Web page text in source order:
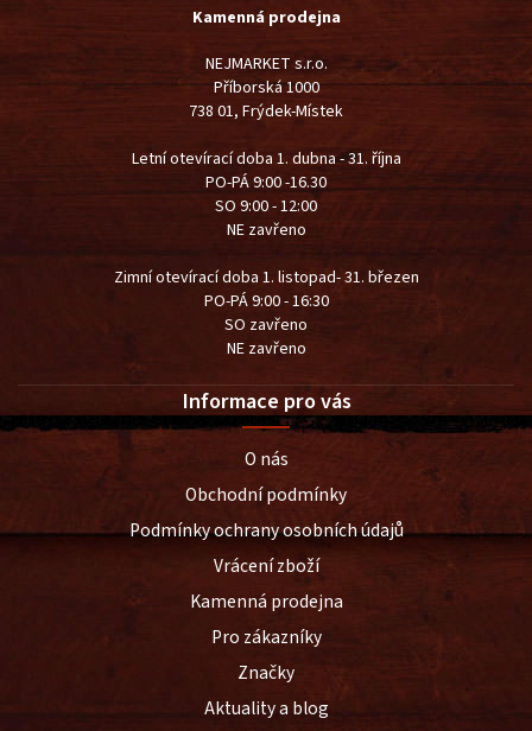
Kamenná prodejna
NEJMARKET s.r.o.
Příborská 1000
738 01, Frýdek-Místek
Letní otevírací doba 1. dubna - 31. října
PO-PÁ 9:00 -16.30
SO 9:00 - 12:00
NE zavřeno
Zimní otevírací doba 1. listopad- 31. březen
PO-PÁ 9:00 - 16:30
SO zavřeno
NE zavřeno
Informace pro vás
O nás
Obchodní podmínky
Podmínky ochrany osobních údajů
Vrácení zboží
Kamenná prodejna
Pro zákazníky
Značky
Aktuality a blog